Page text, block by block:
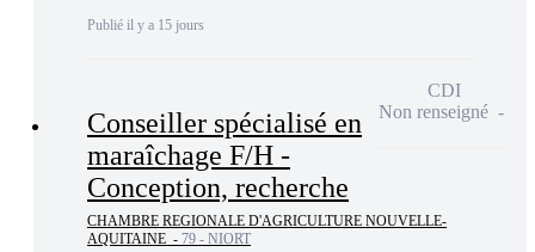
Publié il y a 15 jours
Conseiller spécialisé en
maraîchage F/H -
Conception, recherche
CHAMBRE REGIONALE D'AGRICULTURE NOUVELLE-
AQUITAINE - 79 - NIORT
CDI
Non renseigné